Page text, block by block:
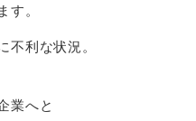
す。
不利な状況。
業へと